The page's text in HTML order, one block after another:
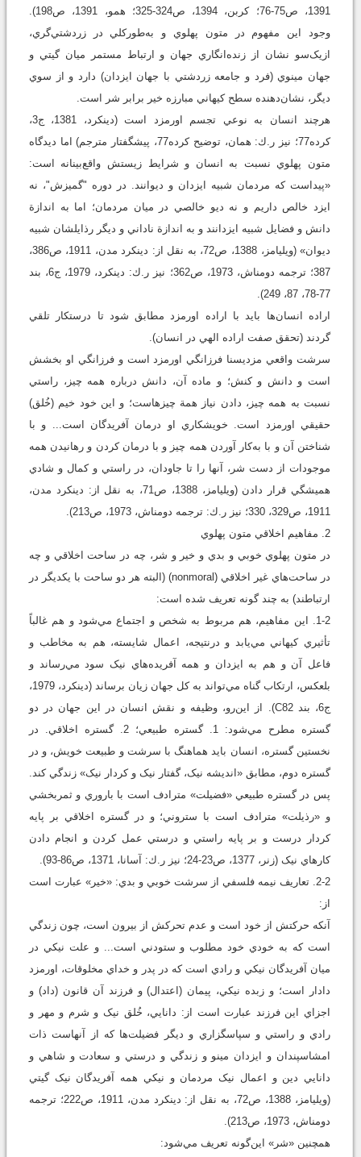
1391، ص75-76؛ کربن، 1394، ص324-325؛ همو، 1391، ص198).
وجود اين مفهوم در متون پهلوي و به‌طورکلي در زردشتي‌گري،
ازيک‌سو نشان از زنده‌انگاري جهان و ارتباط مستمر ميان گيتي و
جهان مينوي (فرد و جامعه زردشتي با جهان ايزدان) دارد و از سوي
ديگر، نشان‌دهنده سطح کيهاني مبارزه خير برابر شر است.
هرچند انسان به نوعي تجسم اورمزد است (دينکرد، 1381، ج3،
کرده77؛ نيز ر.ك: همان، توضيح کرده‌77، پيشگفتار مترجم) اما ديدگاه
متون پهلوي نسبت به انسان و شرايط زيستش واقع‌بينانه است:
«پيداست که مردمان شبيه ايزدان و ديوانند. در دوره "گميزش"، نه
ايزد خالص داريم و نه ديو خالصي در ميان مردمان؛ اما به اندازة
دانش و فضايل شبيه ايزدانند و به اندازة ناداني و ديگر رذايلشان شبيه
ديوان» (ويليامز، 1388، ص72، به نقل از: دينکرد مدن، 1911، ص386،
387؛ ترجمه دومناش، 1973، ص362؛ نيز ر.ك: دينکرد، 1979، ج6، بند
77-78، 87، 249).
اراده انسان‌ها بايد با اراده اورمزد مطابق شود تا درستکار تلقي
گردند (تحقق صفت اراده الهي در انسان).
سرشت واقعي مزديسنا فرزانگي اورمزد است و فرزانگي او بخشش
است و دانش و کنش؛ و ماده آن، دانش درباره همه چيز، راستي
نسبت به همه چيز، دادن نياز همة چيزهاست؛ و اين خود خيم (خُلق)
حقيقي اورمزد است. خويشکاري او درمان آفريدگان است... و با
شناختن آن و با به‌کار آوردن همه چيز و با درمان کردن و رهانيدن همه
موجودات از دست شر، آنها را تا جاودان، در راستي و کمال و شادي
هميشگي قرار دادن (ويليامز، 1388، ص71، به نقل از: دينکرد مدن،
1911، ص329، 330؛ نيز ر.ك: ترجمه دومناش، 1973، ص213).
2. مفاهيم اخلاقي متون پهلوي
در متون پهلوي خوبي و بدي و خير و شر، چه در ساحت اخلاقي و چه
در ساحت‌هاي غير اخلاقي (nonmoral) (البته هر دو ساحت با يکديگر در
ارتباطند) به چند گونه‌ تعريف شده است:
1-2. اين مفاهيم، هم مربوط به شخص و اجتماع مي‌شود و هم غالباً
تأثيري کيهاني مي‌يابد و درنتيجه، اعمال شايسته، هم به مخاطب و
فاعل آن و هم به ايزدان و همه آفريده‌هاي نيک سود مي‌رساند و
بلعکس، ارتکاب گناه مي‌‌تواند به کل جهان زيان برساند (دينکرد، 1979،
ج6، بند C82). از اين‌رو، وظيفه و نقش انسان در اين جهان در دو
گستره مطرح مي‌شود: 1. گستره طبيعي؛ 2. گستره اخلاقي. در
نخستين گستره، انسان بايد هماهنگ با سرشت و طبيعت خويش، و در
گستره دوم، مطابق «انديشه نيک، گفتار نيک و کردار نيک» زندگي کند.
پس در گستره طبيعي «فضيلت» مترادف است با باروري و ثمربخشي
و «رذيلت» مترادف است با ستروني؛ و در گستره اخلاقي بر پايه
کردار درست و بر پايه راستي و درستي عمل کردن و انجام دادن
کارهاي نيک (زنر، 1377، ص23-24؛ نيز ر.ك: آسانا، 1371، ص86-93).
2-2. تعاريف نيمه فلسفي از سرشت خوبي و بدي: «خير» عبارت است
از:
آنکه حرکتش از خود است و عدم تحرکش از بيرون است، چون زندگي
است که به خودي خود مطلوب و ستودني است... و علت نيکي در
ميان آفريدگان نيکي و رادي است که در پدر و خداي مخلوقات، اورمزد
دادار است؛ و زبده نيکي، پيمان (اعتدال) و فرزند آن قانون (داد) و
اجزاي اين فرزند عبارت است از: دانايي، خُلق نيک و شرم و مهر و
رادي و راستي و سپاسگزاري و ديگر فضيلت‌ها که از آنهاست ذات
امشاسپندان و ايزدان مينو و زندگي و درستي و سعادت و شاهي و
دانايي دين و اعمال نيک مردمان و نيکي همه آفريدگان نيک گيتي
(ويليامز، 1388، ص72، به نقل از: دينکرد مدن، 1911، ص222؛ ترجمه
دومناش، 1973، ص213).
همچنين «شر» اين‌گونه تعريف مي‌شود: